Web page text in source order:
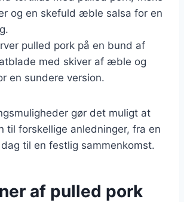
og en skefuld æble salsa for en
pulled pork på en bund af
med skiver af æble og
en sundere version.
gør det muligt at
til forskellige anledninger, fra en
til en festlig sammenkomst.
af pulled pork